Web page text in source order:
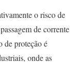
o risco de
de corrente
de proteção é
onde as